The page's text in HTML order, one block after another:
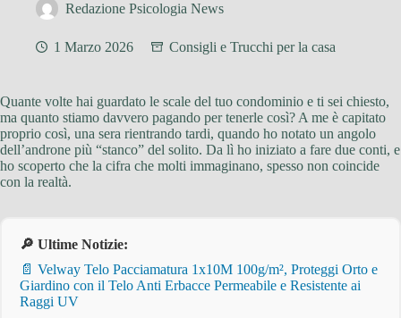
Redazione Psicologia News
1 Marzo 2026 Consigli e Trucchi per la casa
Quante volte hai guardato le scale del tuo condominio e ti sei chiesto,
ma quanto stiamo davvero pagando per tenerle così? A me è capitato
proprio così, una sera rientrando tardi, quando ho notato un angolo
dell’androne più “stanco” del solito. Da lì ho iniziato a fare due conti, e
ho scoperto che la cifra che molti immaginano, spesso non coincide
con la realtà.
🔎 Ultime Notizie:
📄 Velway Telo Pacciamatura 1x10M 100g/m², Proteggi Orto e
Giardino con il Telo Anti Erbacce Permeabile e Resistente ai
Raggi UV